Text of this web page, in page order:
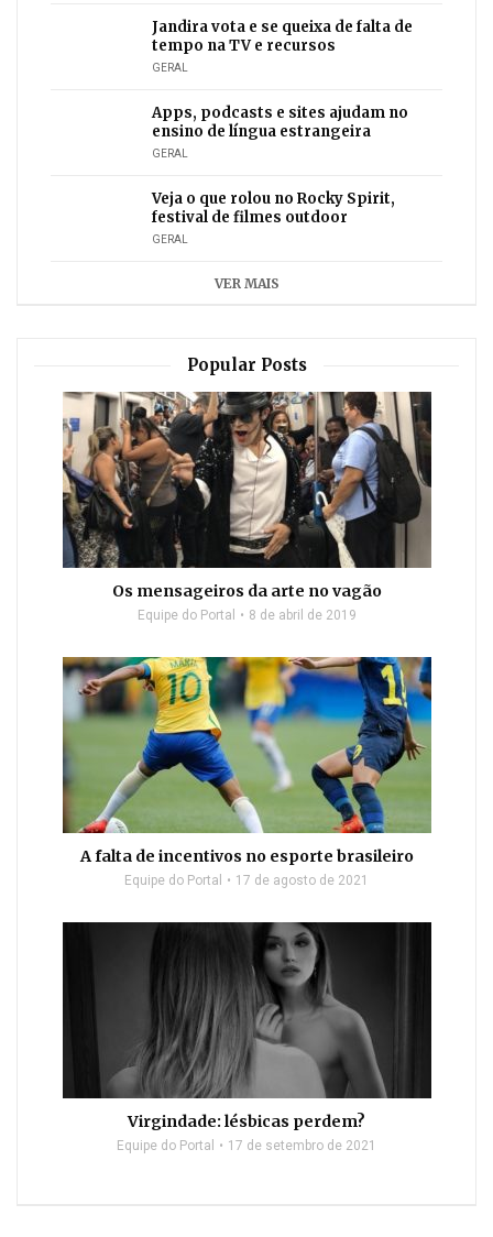
Jandira vota e se queixa de falta de
tempo na TV e recursos
GERAL
Apps, podcasts e sites ajudam no
ensino de língua estrangeira
GERAL
Veja o que rolou no Rocky Spirit,
festival de filmes outdoor
GERAL
VER MAIS
Popular Posts
Os mensageiros da arte no vagão
Equipe do Portal 8 de abril de 2019
A falta de incentivos no esporte brasileiro
Equipe do Portal 17 de agosto de 2021
Virgindade: lésbicas perdem?
Equipe do Portal 17 de setembro de 2021